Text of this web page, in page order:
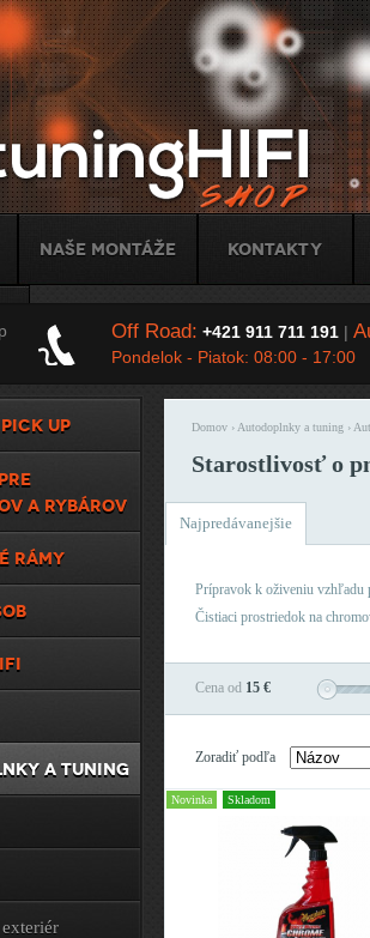
Naše montáže Kontakty
Off Road: +421 911 711 191|
Pondelok - Piatok: 08:00 - 17:00
Domov› Autodoplnky a tuning ›
Starostlivosť o
Najpredávanejšie
Prípravok k oživeniu vzhľadu
Čistiaci prostriedok na
Cena od 15 €
Zoradiť podľa
Novinka Skladom
UP
A RYBÁROV
RÁMY
A TUNING